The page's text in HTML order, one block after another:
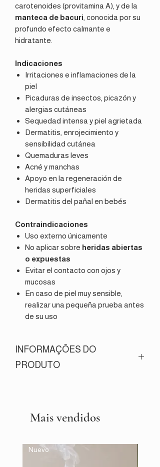
carotenoides (provitamina A), y de la
manteca de bacuri, conocida por su
profundo efecto calmante e
hidratante.
Indicaciones
Irritaciones e inflamaciones de la
piel
Picaduras de insectos, picazón y
alergias cutáneas
Sequedad intensa y piel agrietada
Dermatitis, enrojecimiento y
sensibilidad cutánea
Quemaduras leves
Acné y manchas
Apoyo en la regeneración de
heridas superficiales
Dermatitis del pañal en bebés
Contraindicaciones
Uso externo únicamente
No aplicar sobre heridas abiertas
o expuestas
Evitar el contacto con ojos y
mucosas
En caso de piel muy sensible,
realizar una pequeña prueba antes
de su uso
INFORMAÇÕES DO
PRODUTO
Observação:Guardar em ambiente
em ferimentos muito expostos.
Mais vendidos
Nuevo